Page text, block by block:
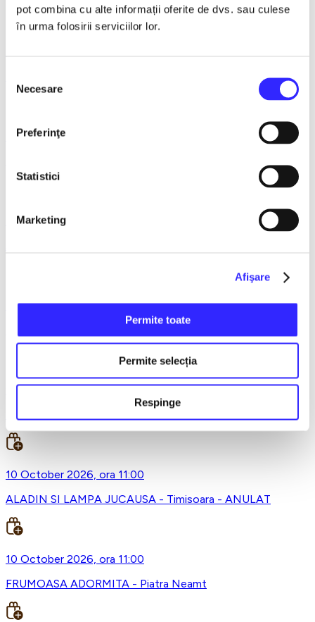
pot combina cu alte informații oferite de dvs. sau culese
în urma folosirii serviciilor lor.
consimțământului
Necesare
Preferinţe
Statistici
Marketing
Afişare
Permite toate
Permite selecția
Respinge
7 October 2026, ora 17:30
8 October 2026, ora 17:30
8 October 2026, ora 17:30
9 October 2026, ora 17:30
Masha si Ursul - Brasov
10 October 2026, ora 11:00
ALADIN SI LAMPA JUCAUSA - Timisoara - ANULAT
10 October 2026, ora 11:00
FRUMOASA ADORMITA - Piatra Neamt